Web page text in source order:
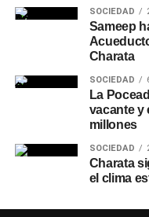
SOCIEDAD
Sameep
Charata
SOCIEDAD
La
vacante y
millones
SOCIEDAD
Charata
el clima